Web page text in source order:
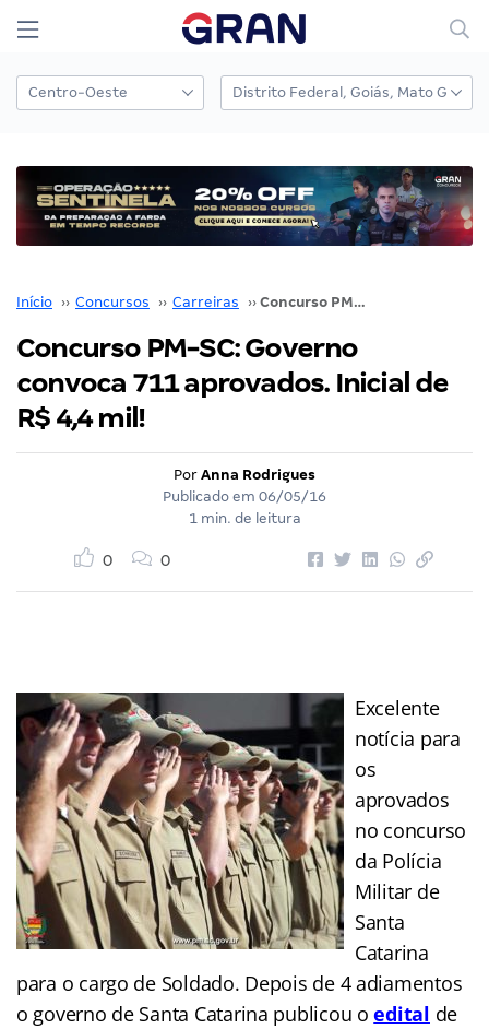
Início ›› Concursos ›› Carreiras ›› Concurso PM-SC: Governo convoca 711 aprovados. Inicial de R$ 4,4 mil!
Concurso PM-SC: Governo
convoca 711 aprovados. Inicial de
R$ 4,4 mil!
Por Anna Rodrigues
Publicado em 06/05/16
1 min. de leitura
0 0
Excelente
notícia para
os
aprovados
no concurso
da Polícia
Militar de
Santa
Catarina
para o cargo de Soldado. Depois de 4 adiamentos
o governo de Santa Catarina publicou oedital de